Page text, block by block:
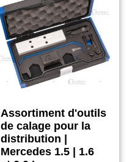
Assortiment d'outils
de calage pour la
distribution |
Mercedes 1.5 | 1.6